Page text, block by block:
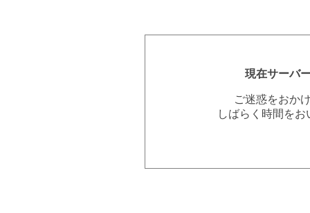
現在サーバ
ご迷惑をおか
しばらく時間を